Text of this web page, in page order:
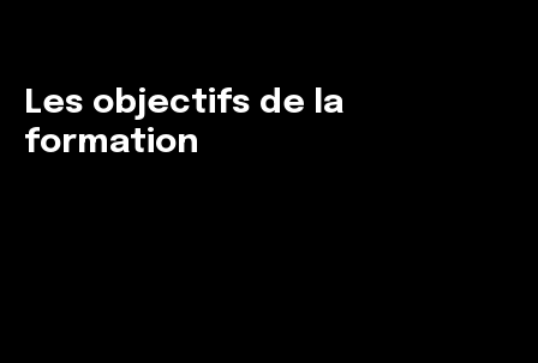
Les objectifs de la
formation